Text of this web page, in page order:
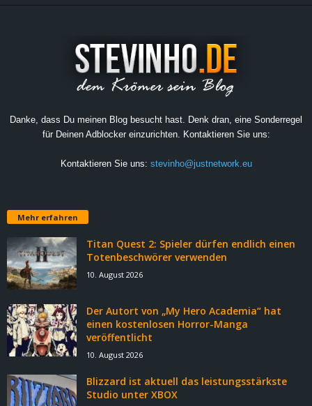
Danke, dass Du meinen Blog besucht hast. Denk dran, eine Sonderregel
für Deinen Adblocker einzurichten. Kontaktieren Sie uns:
Kontaktieren Sie uns: stevinho@justnetwork.eu
Mehr erfahren
Titan Quest 2: Spieler dürfen endlich einen
Totenbeschwörer verwenden
10. August 2026
Der Autort von „My Hero Academia“ hat
einen kostenlosen Horror-Manga
veröffentlicht
10. August 2026
Blizzard ist aktuell das leistungsstärkste
Studio unter XBOX